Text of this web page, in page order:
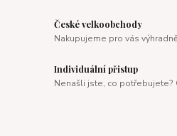
České velkoobchody
Nakupujeme pro vás
Individuální přistup
Nenašli jste, co potřebujete?